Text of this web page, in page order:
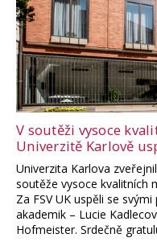
V soutěži vysoce
Univerzitě Karlově
Univerzita Karlova
soutěže vysoce kvalitních
Za FSV UK uspěli se
akademik – Lucie
Hofmeister. Srdečně